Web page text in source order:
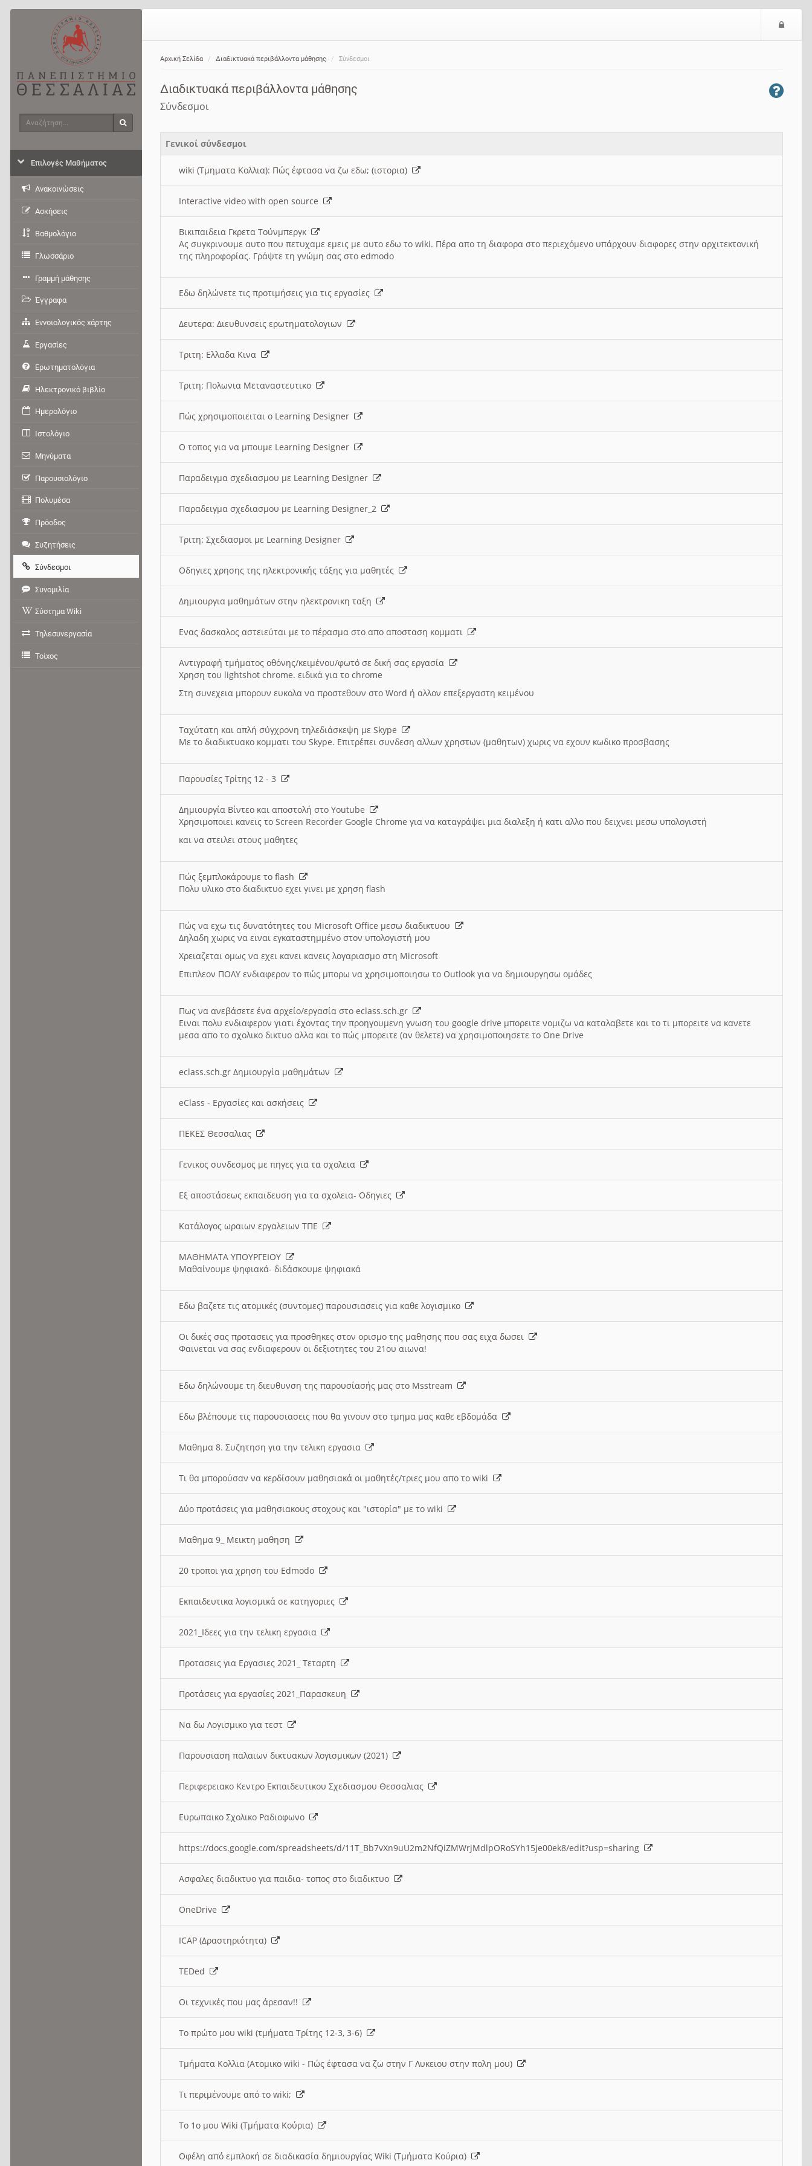
Αρχική Σελίδα Διαδικτυακά περιβάλλοντα μάθησης Σύνδεσμοι
Διαδικτυακά περιβάλλοντα μάθησης
Σύνδεσμοι
Γενικοί σύνδεσμοι
wiki (Τμηματα Κολλια): Πώς έφτασα να ζω εδω; (ιστορια)
Interactive video with open source
Βικιπαιδεια Γκρετα Τούνμπεργκ
Ας συγκρινουμε αυτο που πετυχαμε εμεις με αυτο εδω το wiki. Πέρα απο τη διαφορα στο περιεχόμενο υπάρχουν διαφορες στην αρχιτεκτονική
της πληροφορίας. Γράψτε τη γνώμη σας στο edmodo
Εδω δηλώνετε τις προτιμήσεις για τις εργασίες
Δευτερα: Διευθυνσεις ερωτηματολογιων
Τριτη: Ελλαδα Κινα
Τριτη: Πολωνια Μεταναστευτικο
Πώς χρησιμοποιειται ο Learning Designer
O τοπος για να μπουμε Learning Designer
Παραδειγμα σχεδιασμου με Learning Designer
Παραδειγμα σχεδιασμου με Learning Designer_2
Τριτη: Σχεδιασμοι με Learning Designer
Οδηγιες χρησης της ηλεκτρονικής τάξης για μαθητές
Δημιουργια μαθημάτων στην ηλεκτρονικη ταξη
Ενας δασκαλος αστειεύται με το πέρασμα στο απο αποσταση κομματι
Αντιγραφή τμήματος οθόνης/κειμένου/φωτό σε δική σας εργασία
Χρηση του lightshot chrome. ειδικά για το chrome
Στη συνεχεια μπορουν ευκολα να προστεθουν στο Word ή αλλον επεξεργαστη κειμένου
Ταχύτατη και απλή σύγχρονη τηλεδιάσκεψη με Skype
Με το διαδικτυακο κομματι του Skype. Επιτρέπει συνδεση αλλων χρηστων (μαθητων) χωρις να εχουν κωδικο προσβασης
Παρουσίες Τρίτης 12 - 3
Δημιουργία Βίντεο και αποστολή στο Youtube
Χρησιμοποιει κανεις το Screen Recorder Google Chrome για να καταγράψει μια διαλεξη ή κατι αλλο που δειχνει μεσω υπολογιστή
και να στειλει στους μαθητες
Πώς ξεμπλοκάρουμε το flash
Πολυ υλικο στο διαδικτυο εχει γινει με χρηση flash
Πώς να εχω τις δυνατότητες του Microsoft Office μεσω διαδικτυου
Δηλαδη χωρις να ειναι εγκαταστημμένο στον υπολογιστή μου
Χρειαζεται ομως να εχει κανει κανεις λογαριασμο στη Microsoft
Επιπλεον ΠΟΛΥ ενδιαφερον το πώς μπορω να χρησιμοποιησω το Outlook για να δημιουργησω ομάδες
Πως να ανεβάσετε ένα αρχείο/εργασία στο eclass.sch.gr
Ειναι πολυ ενδιαφερον γιατι έχοντας την προηγουμενη γνωση του google drive μπορειτε νομιζω να καταλαβετε και το τι μπορειτε να κανετε
μεσα απο το σχολικο δικτυο αλλα και το πώς μπορειτε (αν θελετε) να χρησιμοποιησετε το One Drive
eclass.sch.gr Δημιουργία μαθημάτων
eClass - Εργασίες και ασκήσεις
ΠΕΚΕΣ Θεσσαλιας
Γενικος συνδεσμος με πηγες για τα σχολεια
Εξ αποστάσεως εκπαιδευση για τα σχολεια- Οδηγιες
Κατάλογος ωραιων εργαλειων ΤΠΕ
ΜΑΘΗΜΑΤΑ ΥΠΟΥΡΓΕΙΟΥ
Μαθαίνουμε ψηφιακά- διδάσκουμε ψηφιακά
Εδω βαζετε τις ατομικές (συντομες) παρουσιασεις για καθε λογισμικο
Οι δικές σας προτασεις για προσθηκες στον ορισμο της μαθησης που σας ειχα δωσει
Φαινεται να σας ενδιαφερουν οι δεξιοτητες του 21ου αιωνα!
Εδω δηλώνουμε τη διευθυνση της παρουσίασής μας στο Msstream
Εδω βλέπουμε τις παρουσιασεις που θα γινουν στο τμημα μας καθε εβδομάδα
Μαθημα 8. Συζητηση για την τελικη εργασια
Τι θα μπορούσαν να κερδίσουν μαθησιακά οι μαθητές/τριες μου απο το wiki
Δύο προτάσεις για μαθησιακους στοχους και "ιστορία" με το wiki
Μαθημα 9_ Μεικτη μαθηση
20 τροποι για χρηση του Edmodo
Εκπαιδευτικα λογισμικά σε κατηγοριες
2021_Ιδεες για την τελικη εργασια
Προτασεις για Εργασιες 2021_ Τεταρτη
Προτάσεις για εργασίες 2021_Παρασκευη
Να δω Λογισμικο για τεστ
Παρουσιαση παλαιων δικτυακων λογισμικων (2021)
Περιφερειακο Κεντρο Εκπαιδευτικου Σχεδιασμου Θεσσαλιας
Ευρωπαικο Σχολικο Ραδιοφωνο
https://docs.google.com/spreadsheets/d/11T_Bb7vXn9uU2m2NfQiZMWrjMdlpORoSYh15je00ek8/edit?usp=sharing
Ασφαλες διαδικτυο για παιδια- τοπος στο διαδικτυο
OneDrive
ICAP (Δραστηριότητα)
TEDed
Οι τεχνικές που μας άρεσαν!!
Το πρώτο μου wiki (τμήματα Τρίτης 12-3, 3-6)
Τμήματα Κολλια (Ατομικο wiki - Πώς έφτασα να ζω στην Γ Λυκειου στην πολη μου)
Τι περιμένουμε από το wiki;
Το 1ο μου Wiki (Τμήματα Κούρια)
Οφέλη από εμπλοκή σε διαδικασία δημιουργίας Wiki (Τμήματα Κούρια)
Αναζήτηση
Επιλογές Μαθήματος
Ανακοινώσεις
Ασκήσεις
Βαθμολόγιο
Γλωσσάριο
Γραμμή μάθησης
Έγγραφα
Εννοιολογικός χάρτης
Εργασίες
Ερωτηματολόγια
Ηλεκτρονικό βιβλίο
Ημερολόγιο
Ιστολόγιο
Μηνύματα
Παρουσιολόγιο
Πολυμέσα
Πρόοδος
Συζητήσεις
Σύνδεσμοι
Συνομιλία
Σύστημα Wiki
Τηλεσυνεργασία
Τοίχος